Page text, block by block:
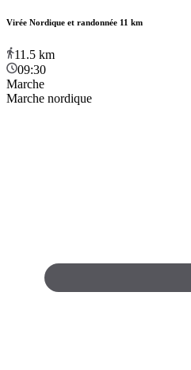
Virée Nordique et randonnée 11 km
11.5 km
09:30
Marche
Marche nordique